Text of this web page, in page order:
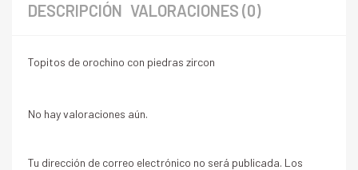
DESCRIPCIÓN VALORACIONES (0)
Topitos de orochino con piedras zircon
No hay valoraciones aún.
Tu dirección de correo electrónico no será publicada. Los